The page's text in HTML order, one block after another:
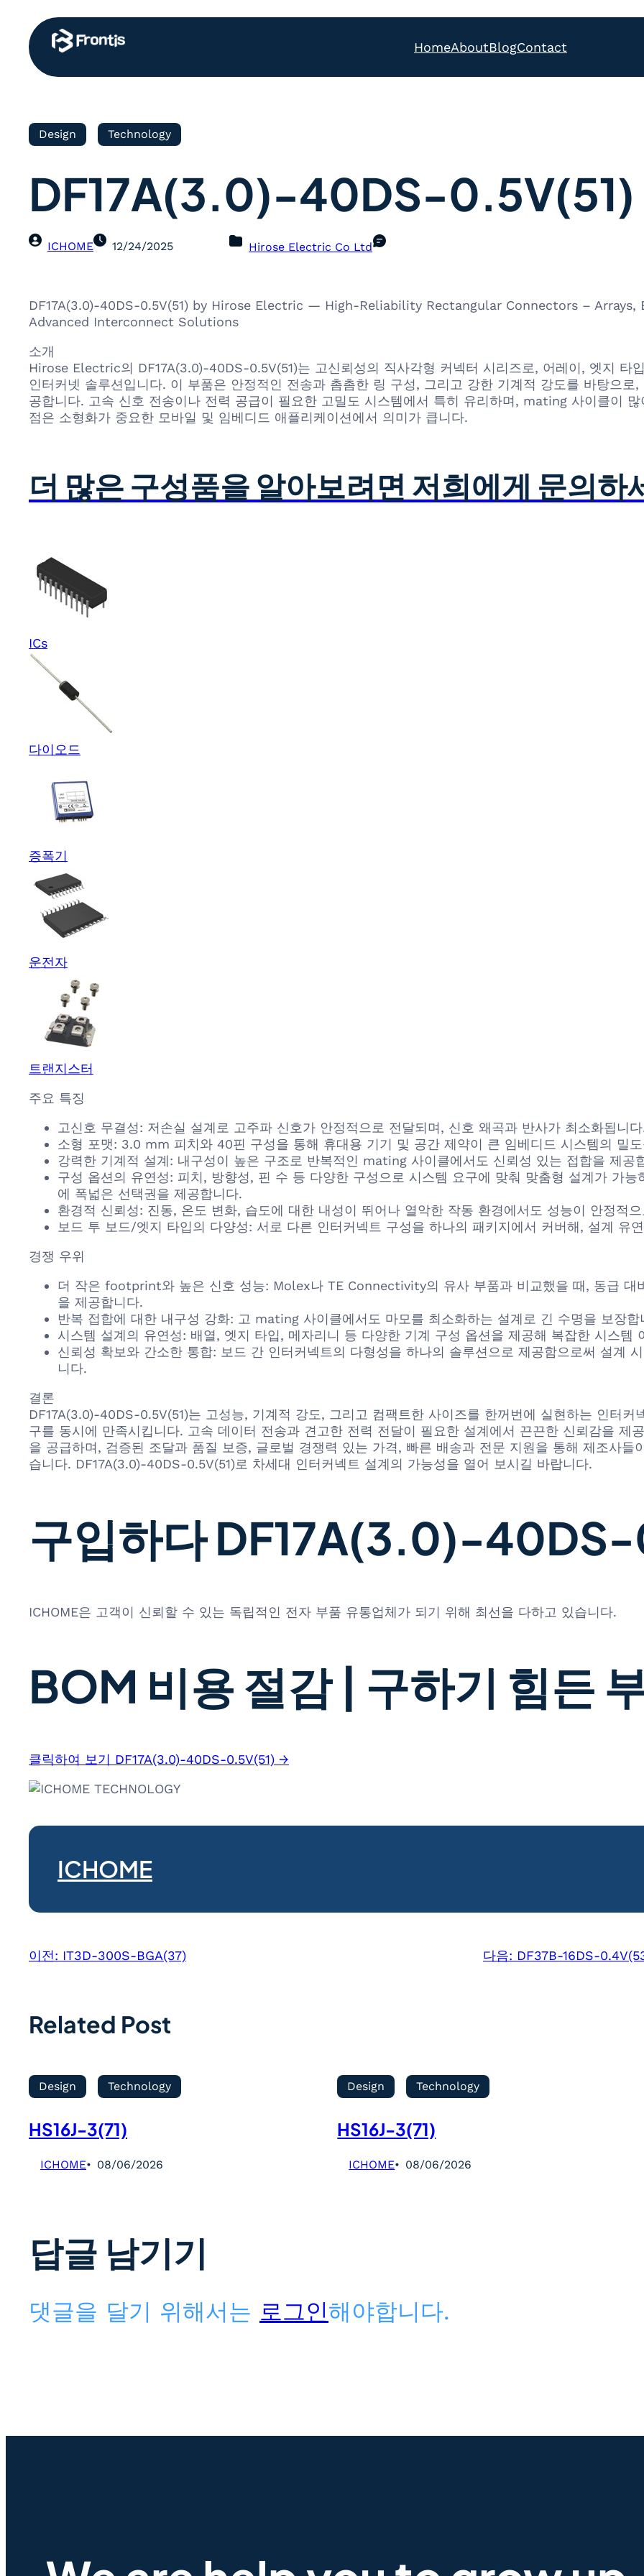
HomeAboutBlogContact
Design Technology
DF17A(3.0)-40DS-0.5V(51)
ICHOME 12/24/2025 Hirose Electric Co Ltd
DF17A(3.0)-40DS-0.5V(51) by Hirose Electric — High-Reliability Rectangular Connectors – Arrays,
Advanced Interconnect Solutions
소개
Hirose Electric의 DF17A(3.0)-40DS-0.5V(51)는 고신뢰성의 직사각형 커넥터 시리즈로, 어레이, 엣지 타
인터커넷 솔루션입니다. 이 부품은 안정적인 전송과 촘촘한 링 구성, 그리고 강한 기계적 강도를 바탕으
공합니다. 고속 신호 전송이나 전력 공급이 필요한 고밀도 시스템에서 특히 유리하며, mating 사이클이
점은 소형화가 중요한 모바일 및 임베디드 애플리케이션에서 의미가 큽니다.
더 많은 구성품을 알아보려면 저희에게 문의하
ICs
다이오드
증폭기
운전자
트랜지스터
주요 특징
고신호 무결성: 저손실 설계로 고주파 신호가 안정적으로 전달되며, 신호 왜곡과 반사가 최소화됩니
소형 포맷: 3.0 mm 피치와 40핀 구성을 통해 휴대용 기기 및 공간 제약이 큰 임베디드 시스템의 밀
강력한 기계적 설계: 내구성이 높은 구조로 반복적인 mating 사이클에서도 신뢰성 있는 접합을 제공
구성 옵션의 유연성: 피치, 방향성, 핀 수 등 다양한 구성으로 시스템 요구에 맞춰 맞춤형 설계가 가
에 폭넓은 선택권을 제공합니다.
환경적 신뢰성: 진동, 온도 변화, 습도에 대한 내성이 뛰어나 열악한 작동 환경에서도 성능이 안정적
보드 투 보드/엣지 타입의 다양성: 서로 다른 인터커넥트 구성을 하나의 패키지에서 커버해, 설계 유
경쟁 우위
더 작은 footprint와 높은 신호 성능: Molex나 TE Connectivity의 유사 부품과 비교했을 때, 동급 대
을 제공합니다.
반복 접합에 대한 내구성 강화: 고 mating 사이클에서도 마모를 최소화하는 설계로 긴 수명을 보장합
시스템 설계의 유연성: 배열, 엣지 타입, 메자리니 등 다양한 기계 구성 옵션을 제공해 복잡한 시스템
신뢰성 확보와 간소한 통합: 보드 간 인터커넥트의 다형성을 하나의 솔루션으로 제공함으로써 설계
니다.
결론
DF17A(3.0)-40DS-0.5V(51)는 고성능, 기계적 강도, 그리고 컴팩트한 사이즈를 한꺼번에 실현하는 인터
구를 동시에 만족시킵니다. 고속 데이터 전송과 견고한 전력 전달이 필요한 설계에서 끈끈한 신뢰감을 제
을 공급하며, 검증된 조달과 품질 보증, 글로벌 경쟁력 있는 가격, 빠른 배송과 전문 지원을 통해 제조사
습니다. DF17A(3.0)-40DS-0.5V(51)로 차세대 인터커넥트 설계의 가능성을 열어 보시길 바랍니다.
구입하다 DF17A(3.0)-
ICHOME은 고객이 신뢰할 수 있는 독립적인 전자 부품 유통업체가 되기 위해 최선을 다하고 있습니다.
BOM 비용 절감 | 구하기 힘든
클릭하여 보기 DF17A(3.0)-40DS-0.5V(51) →
ICHOME
이전: IT3D-300S-BGA(37) 다음: DF37B-16DS-
Related Post
Design Technology
HS16J-3(71)
ICHOME 08/06/2026
Design Technology
HS16J-3(71)
ICHOME 08/06/2026
답글 남기기
댓글을 달기 위해서는 로그인해야합니다.